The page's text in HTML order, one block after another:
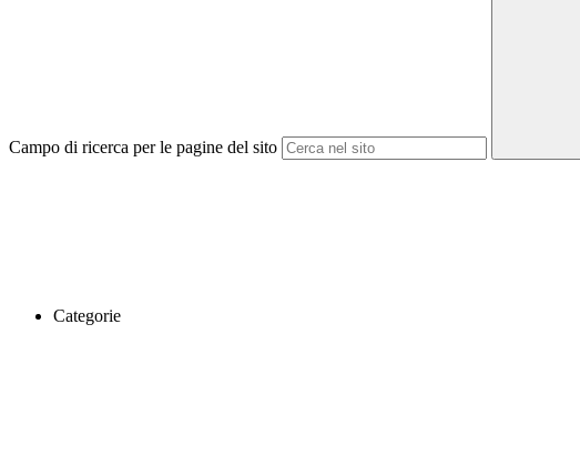
Campo di ricerca per le pagine del sito
Categorie